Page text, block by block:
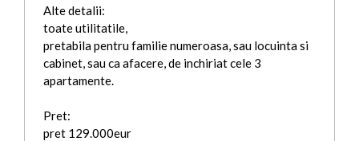
Alte detalii:
toate utilitatile,
pretabila pentru familie numeroasa, sau locuinta si
cabinet, sau ca afacere, de inchiriat cele 3
apartamente.
Pret:
pret 129.000eur